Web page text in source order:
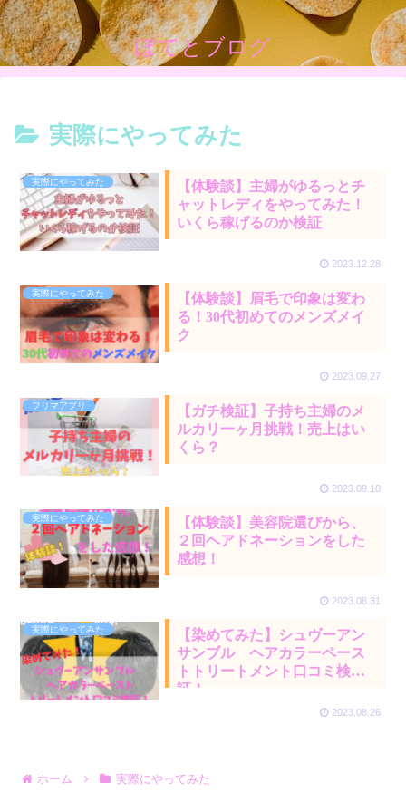
ぽてとブログ
実際にやってみた
実際にやってみた
【体験談】主婦がゆるっとチ
ャットレディをやってみた！
いくら稼げるのか検証
2023.12.28
実際にやってみた
【体験談】眉毛で印象は変わ
る！30代初めてのメンズメイ
ク
2023.09.27
フリマアプリ
【ガチ検証】子持ち主婦のメ
ルカリ一ヶ月挑戦！売上はい
くら？
2023.09.10
実際にやってみた
【体験談】美容院選びから、
２回ヘアドネーションをした
感想！
2023.08.31
実際にやってみた
【染めてみた】シュヴーアン
サンブル ヘアカラーペース
トトリートメント口コミ検
証！
2023.08.26
ホーム 実際にやってみた